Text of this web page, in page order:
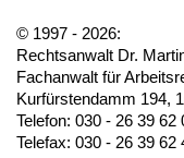
© 1997 - 2026:
Rechtsanwalt Dr.
Fachanwalt für
Kurfürstendamm 194,
Telefon: 030 - 26 39 62
Telefax: 030 - 26 39 62